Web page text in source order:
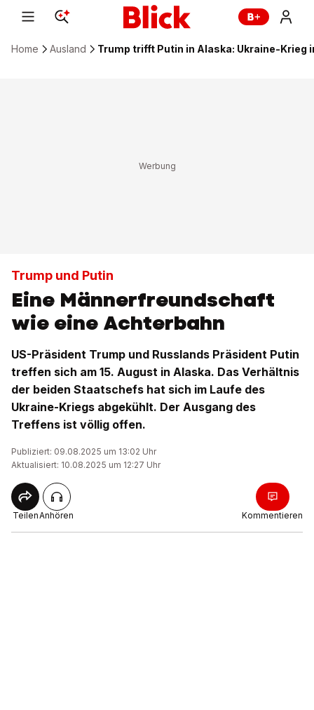
Home Ausland Trump trifft Putin in Alaska: Ukraine-Krieg
Trump und Putin
Eine Männerfreundschaft
wie eine Achterbahn
US-Präsident Trump und Russlands Präsident Putin
treffen sich am 15. August in Alaska. Das Verhältnis
der beiden Staatschefs hat sich im Laufe des
Ukraine-Kriegs abgekühlt. Der Ausgang des
Treffens ist völlig offen.
Publiziert: 09.08.2025 um 13:02 Uhr
Aktualisiert: 10.08.2025 um 12:27 Uhr
TeilenAnhören Kommentieren